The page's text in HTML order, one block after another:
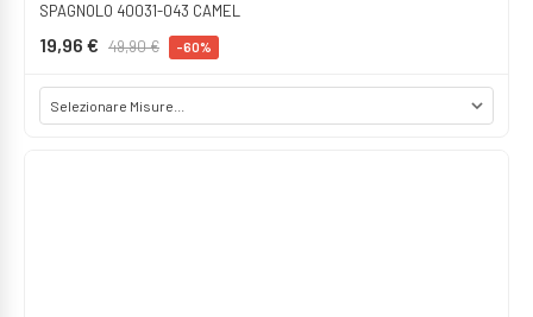
SPAGNOLO 40031-043 CAMEL
19,96 € 49,90 € -60%